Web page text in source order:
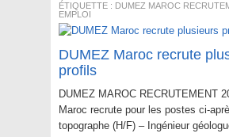
ÉTIQUETTE : DUMEZ MAROC
EMPLOI
DUMEZ Maroc recrute
profils
DUMEZ MAROC RECRUTEMENT
Maroc recrute pour les postes ci-
topographe (H/F) – Ingénieur